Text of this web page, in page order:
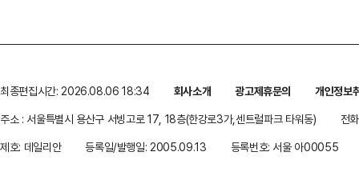
최종편집시간: 2026.08.06 18:34 회사소개 광고제휴문의
개인정보
주소 : 서울특별시 용산구 서빙고로 17, 18층(한강로3가,센트럴파크 타워동)
전
제호: 데일리안
등록일/발행일: 2005.09.13 등록번호: 서울 아00055